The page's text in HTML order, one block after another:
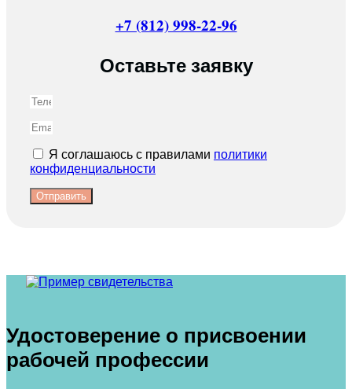
+7 (812) 998-22-96
Оставьте заявку
Я соглашаюсь с правилами политики
конфиденциальности
Отправить
Удостоверение о присвоении
рабочей профессии